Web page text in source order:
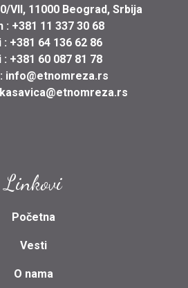
VII, 11000 Beograd, Srbija
: +381 11 337 30 68
: +381 64 136 62 86
: +381 60 087 81 78
info@etnomreza.rs
Linkovi
Početna
Vesti
O nama